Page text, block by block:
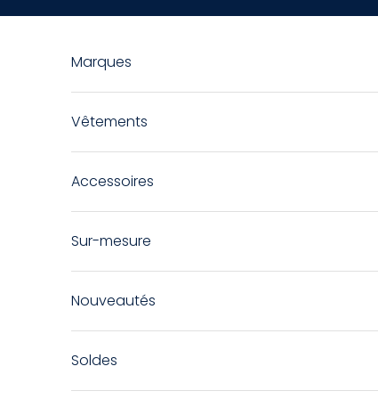
Marques
Vêtements
Accessoires
Sur-mesure
Nouveautés
Soldes